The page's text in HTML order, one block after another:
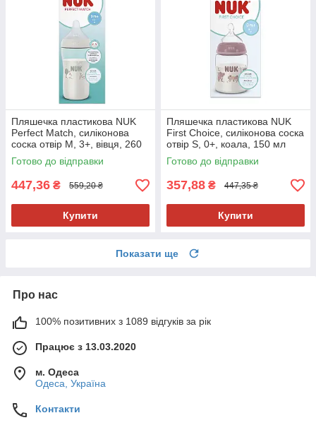
Пляшечка пластикова NUK
Perfect Match, силіконова
соска отвір М, 3+, вівця, 260
мл
Готово до відправки
447,36 ₴ 559,20 ₴
Купити
Пляшечка пластикова NUK
First Choice, силіконова соска
отвір S, 0+, коала, 150 мл
Готово до відправки
357,88 ₴ 447,35 ₴
Купити
Показати ще
Про нас
100% позитивних з 1089 відгуків за рік
Працює з 13.03.2020
м. Одеса
Одеса, Україна
Контакти